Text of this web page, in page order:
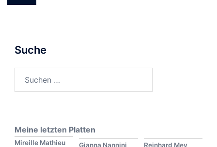
Suche
nach:
Meine letzten Platten
Mireille Mathieu
Gianna Nannini
Reinhard Mey